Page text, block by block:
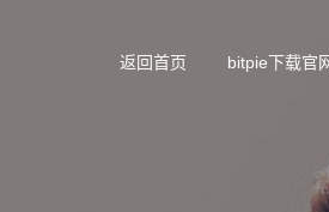
返回首页 bitpie下载官